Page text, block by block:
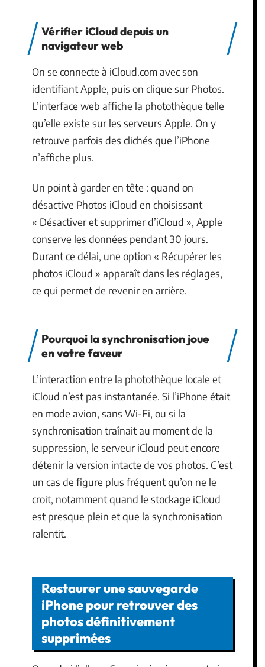
Vérifier iCloud depuis un
navigateur web
On se connecte à iCloud.com avec son
identifiant Apple, puis on clique sur Photos.
L’interface web affiche la photothèque telle
qu’elle existe sur les serveurs Apple. On y
retrouve parfois des clichés que l’iPhone
n’affiche plus.
Un point à garder en tête : quand on
désactive Photos iCloud en choisissant
« Désactiver et supprimer d’iCloud », Apple
conserve les données pendant 30 jours.
Durant ce délai, une option « Récupérer les
photos iCloud » apparaît dans les réglages,
ce qui permet de revenir en arrière.
Pourquoi la synchronisation joue
en votre faveur
L’interaction entre la photothèque locale et
iCloud n’est pas instantanée. Si l’iPhone était
en mode avion, sans Wi-Fi, ou si la
synchronisation traînait au moment de la
suppression, le serveur iCloud peut encore
détenir la version intacte de vos photos. C’est
un cas de figure plus fréquent qu’on ne le
croit, notamment quand le stockage iCloud
est presque plein et que la synchronisation
ralentit.
Restaurer une sauvegarde
iPhone pour retrouver des
photos définitivement
supprimées